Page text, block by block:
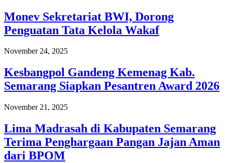
Monev Sekretariat BWI, Dorong
Penguatan Tata Kelola Wakaf
November 24, 2025
Kesbangpol Gandeng Kemenag Kab.
Semarang Siapkan Pesantren Award 2026
November 21, 2025
Lima Madrasah di Kabupaten Semarang
Terima Penghargaan Pangan Jajan Aman
dari BPOM